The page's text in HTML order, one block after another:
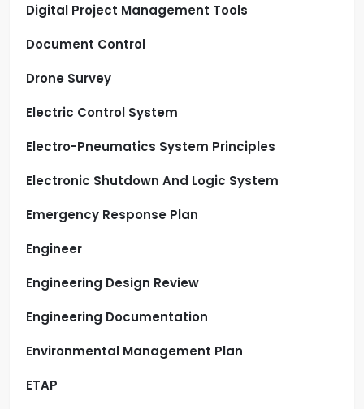
Digital Project Management Tools
Document Control
Drone Survey
Electric Control System
Electro-Pneumatics System Principles
Electronic Shutdown And Logic System
Emergency Response Plan
Engineer
Engineering Design Review
Engineering Documentation
Environmental Management Plan
ETAP